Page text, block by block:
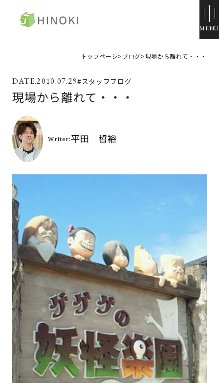
資料請求
施工例
トップページ
コンセプト
ZERO STYLE
コンフォート
コンフォート 間取一覧
コンフォート 設備・仕様一
覧
よくある質問
施工事例
お客様の声
リフォーム・
リノベーション
ハウジングモール倉敷
土地情報
土地無料査定
資料請求
スタッフブログ
ひのきちゃんねる
会社概要
スタッフ紹介
採用情報
お客様ご紹介制度
個人情報保護方針
SNSでも施工例やイベントの
最新情報を配信しています
トップページ>ブログ>現場から離れて・・・
2010.07.29#スタッフブログ
現場から離れて・・・